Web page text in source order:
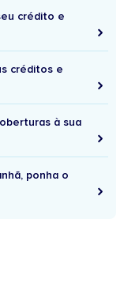
crédito e
créditos e
à sua
ponha o